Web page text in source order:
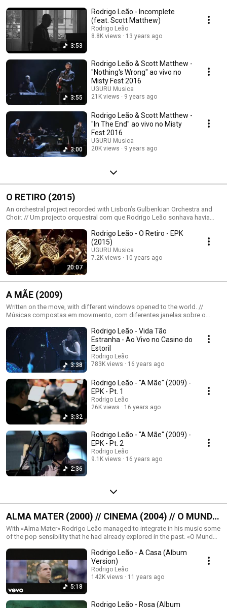
Rodrigo Leão e Scott Matthew lançado em 2016. "Songs", de 2012" reúne
canções cantadas em inglês que desde Cinema têm pontuado a
discografia de Rodrigo Leão.
3:53
Rodrigo Leão - Incomplete
(feat. Scott Matthew)
Rodrigo Leão
8.8K views
13 years ago
3:55
Rodrigo Leão & Scott Matthew -
"Nothing's Wrong" ao vivo no
Misty Fest 2016
UGURU Musica
21K views
9 years ago
3:00
Rodrigo Leão & Scott Matthew -
"In The End" ao vivo no Misty
Fest 2016
UGURU Musica
20K views
9 years ago
O RETIRO (2015)
An orchestral project recorded with Lisbon’s Gulbenkian Orchestra and
Choir. // Um projecto orquestral com que Rodrigo Leão sonhava havia
20:07
Rodrigo Leão - O Retiro - EPK
(2015)
UGURU Musica
7.2K views
10 years ago
A MÃE (2009)
Written on the move, with different windows opened to the world. //
Músicas compostas em movimento, com diferentes janelas sobre o
3:38
Rodrigo Leão - Vida Tão
Estranha - Ao Vivo no Casino do
Estoril
Rodrigo Leão
783K views
16 years ago
3:32
Rodrigo Leão - "A Mãe" (2009) -
EPK - Pt. 1
Rodrigo Leão
26K views
16 years ago
2:36
Rodrigo Leão - "A Mãe" (2009) -
EPK - Pt. 2
Rodrigo Leão
9.1K views
16 years ago
ALMA MATER (2000) // CINEMA (2004) // O MUNDO
(2006)
With «Alma Mater» Rodrigo Leão managed to integrate in his music some
of the pop sensibility that he had already explored in the past. «O Mundo»
of his work. "Cinema", released in 2004, includes collaborations with
Ryuichi Sakamoto, Beth Gibbons, Rosa Passos or, among others, Sónia
Tavares (from the Portuguese group The Gift). // Em «Alma Mater»,
Rodrigo Leão conseguiu a proeza de insuflar na sua música alguma da
dimensão pop que já tinha explorado no passado. «O Mundo» é uma
compilação lançada internacionalmente em 2006. "Cinema", lançado em
2004, inclui colaborações com Ryuichi Sakamoto, Beth Gibbons, Rosa
5:18
Rodrigo Leão - A Casa (Album
Version)
Rodrigo Leão
142K views
11 years ago
Rodrigo Leão - Rosa (Album